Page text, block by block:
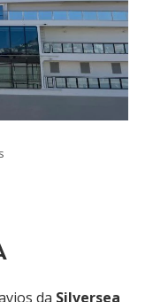
da Silversea